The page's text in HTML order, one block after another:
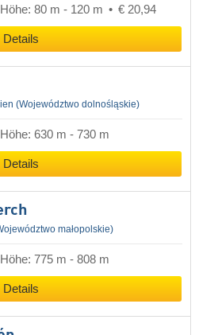
Höhe: 80 m - 120 m € 20,94
Details
(Województwo dolnośląskie)
Höhe: 630 m - 730 m
Details
małopolskie)
Höhe: 775 m - 808 m
Details